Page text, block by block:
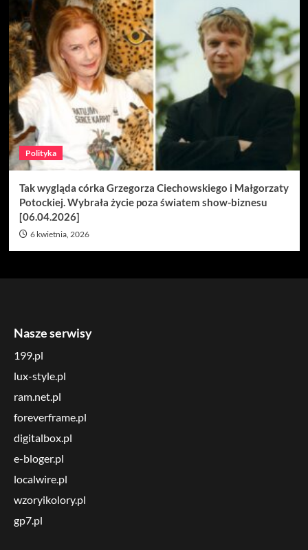
Polityka
Tak wygląda córka Grzegorza Ciechowskiego i Małgorzaty
Potockiej. Wybrała życie poza światem show-biznesu
[06.04.2026]
6 kwietnia, 2026
Nasze serwisy
199.pl
lux-style.pl
ram.net.pl
foreverframe.pl
digitalbox.pl
e-bloger.pl
localwire.pl
wzoryikolory.pl
gp7.pl